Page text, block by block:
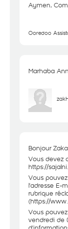
Aymen,
Ooredoo
Marhaba
Bonjour
Vous devez
https://
Vous
l'adresse E-
rubrique
(https://
Vous
vendredi de